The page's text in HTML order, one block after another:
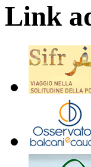
Link